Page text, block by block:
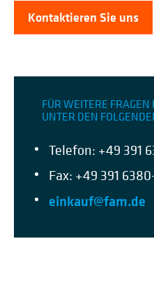
Kontaktieren Sie uns
FÜR WEITERE FRAGEN
UNTER DEN
Telefon: +49 391
Fax: +49 391
einkauf@fam.de